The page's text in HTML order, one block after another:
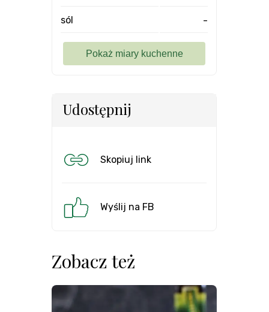
sól -
Udostępnij
Skopiuj link
Wyślij na FB
Zobacz też